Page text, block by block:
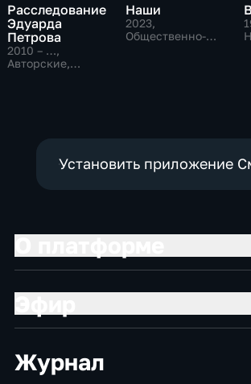
Расследование
Эдуарда
Петрова
2010 – …,
Авторские,
Наши
2023,
Общественно-
Установить приложение
Журнал